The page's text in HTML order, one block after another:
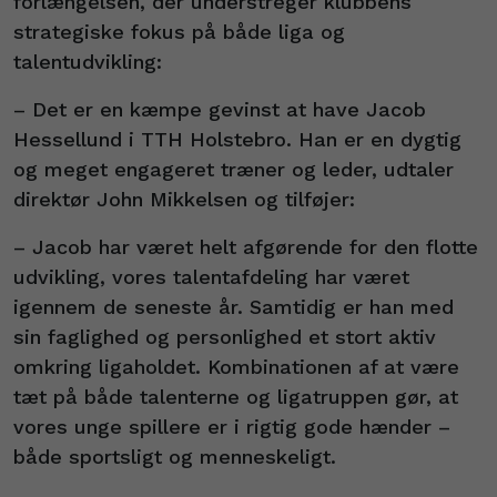
strategiske fokus på både liga og
talentudvikling:
– Det er en kæmpe gevinst at have Jacob
Hessellund i TTH Holstebro. Han er en dygtig
og meget engageret træner og leder, udtaler
direktør John Mikkelsen og tilføjer:
– Jacob har været helt afgørende for den flotte
udvikling, vores talentafdeling har været
igennem de seneste år. Samtidig er han med
sin faglighed og personlighed et stort aktiv
omkring ligaholdet. Kombinationen af at være
tæt på både talenterne og ligatruppen gør, at
vores unge spillere er i rigtig gode hænder –
både sportsligt og menneskeligt.